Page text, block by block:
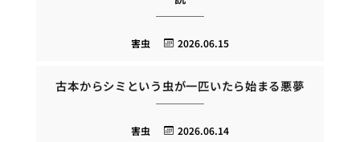
2026.06.15
害虫
古本からシミという虫が一匹いたら始まる悪夢
2026.06.14
害虫